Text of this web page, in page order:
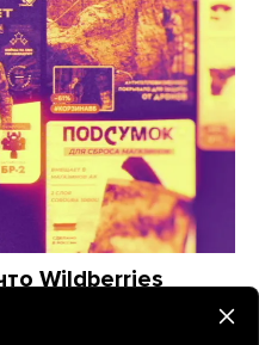
Wildberries
РФ. Это